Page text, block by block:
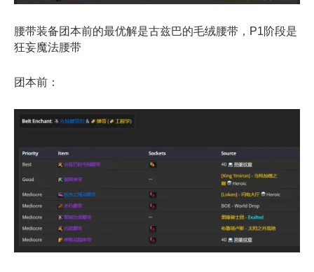
腰带装备团本前的最优解是古兹巴的毛绒腰带，P1阶段是
狂妄魔法腰带
团本前：